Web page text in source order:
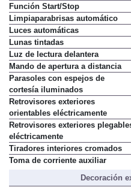
Función Start/Stop
Limpiaparabrisas automático
Luces automáticas
Lunas tintadas
Luz de lectura delantera
Mando de apertura a distancia
Parasoles con espejos de
cortesía iluminados
Retrovisores exteriores
orientables eléctricamente
Retrovisores exteriores
eléctricamente
Tiradores interiores cromados
Toma de corriente auxiliar
Decoración